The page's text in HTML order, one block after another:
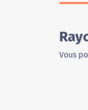
Vous